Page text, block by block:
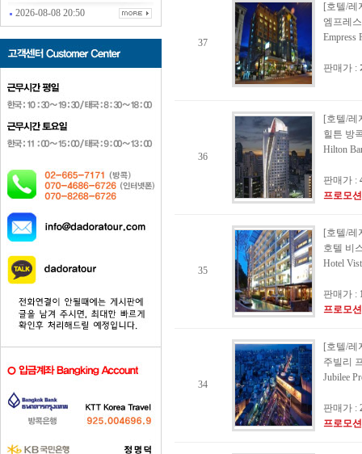
2026-08-08 20:50
37
[호텔/
엠프레
Empress
판매가 :
36
[호텔/
힐튼 방
Hilton
판매가 :
프로모
35
[호텔/
호텔 비
Hotel
판매가 :
프로모
34
[호텔/
주빌리
Jubilee
판매가 :
프로모